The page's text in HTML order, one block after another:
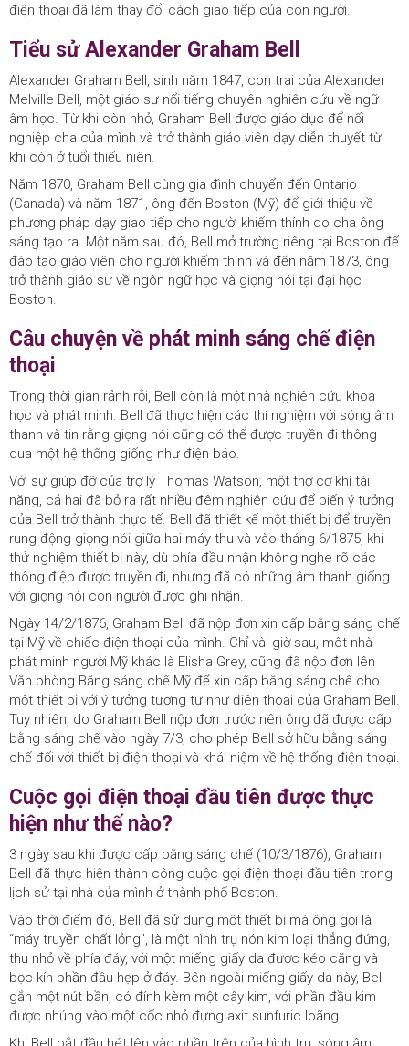
điện thoại đã làm thay đổi cách giao tiếp của con người.
Tiểu sử Alexander Graham Bell
Alexander Graham Bell, sinh năm 1847, con trai của Alexander
Melville Bell, một giáo sư nổi tiếng chuyên nghiên cứu về ngữ
âm học. Từ khi còn nhỏ, Graham Bell được giáo dục để nối
nghiệp cha của mình và trở thành giáo viên dạy diễn thuyết từ
khi còn ở tuổi thiếu niên.
Năm 1870, Graham Bell cùng gia đình chuyển đến Ontario
(Canada) và năm 1871, ông đến Boston (Mỹ) để giới thiệu về
phương pháp dạy giao tiếp cho người khiếm thính do cha ông
sáng tạo ra. Một năm sau đó, Bell mở trường riêng tại Boston để
đào tạo giáo viên cho người khiếm thính và đến năm 1873, ông
trở thành giáo sư về ngôn ngữ học và giọng nói tại đại học
Boston.
Câu chuyện về phát minh sáng chế điện
thoại
Trong thời gian rảnh rỗi, Bell còn là một nhà nghiên cứu khoa
học và phát minh. Bell đã thực hiện các thí nghiệm với sóng âm
thanh và tin rằng giọng nói cũng có thể được truyền đi thông
qua một hệ thống giống như điện báo.
Với sự giúp đỡ của trợ lý Thomas Watson, một thợ cơ khí tài
năng, cả hai đã bỏ ra rất nhiều đêm nghiên cứu để biến ý tưởng
của Bell trở thành thực tế. Bell đã thiết kế một thiết bị để truyền
rung động giọng nói giữa hai máy thu và vào tháng 6/1875, khi
thử nghiệm thiết bị này, dù phía đầu nhận không nghe rõ các
thông điệp được truyền đi, nhưng đã có những âm thanh giống
với giọng nói con người được ghi nhận.
Ngày 14/2/1876, Graham Bell đã nộp đơn xin cấp bằng sáng chế
tại Mỹ về chiếc điện thoại của mình. Chỉ vài giờ sau, môt nhà
phát minh người Mỹ khác là Elisha Grey, cũng đã nộp đơn lên
Văn phòng Bằng sáng chế Mỹ để xin cấp bằng sáng chế cho
một thiết bị với ý tưởng tương tự như điên thoại của Graham Bell.
Tuy nhiên, do Graham Bell nộp đơn trước nên ông đã được cấp
bằng sáng chế vào ngày 7/3, cho phép Bell sở hữu bằng sáng
chế đối với thiết bị điện thoại và khái niệm về hệ thống điện thoại.
Cuộc gọi điện thoại đầu tiên được thực
hiện như thế nào?
3 ngày sau khi được cấp bằng sáng chế (10/3/1876), Graham
Bell đã thực hiện thành công cuộc gọi điện thoại đầu tiên trong
lịch sử tại nhà của mình ở thành phố Boston.
Vào thời điểm đó, Bell đã sử dụng một thiết bị mà ông gọi là
“máy truyền chất lỏng”, là một hình trụ nón kim loại thẳng đứng,
thu nhỏ về phía đáy, với một miếng giấy da được kéo căng và
bọc kín phần đầu hẹp ở đáy. Bên ngoài miếng giấy da này, Bell
gắn một nút bần, có đính kèm một cây kim, với phần đầu kim
được nhúng vào một cốc nhỏ đựng axit sunfuric loãng.